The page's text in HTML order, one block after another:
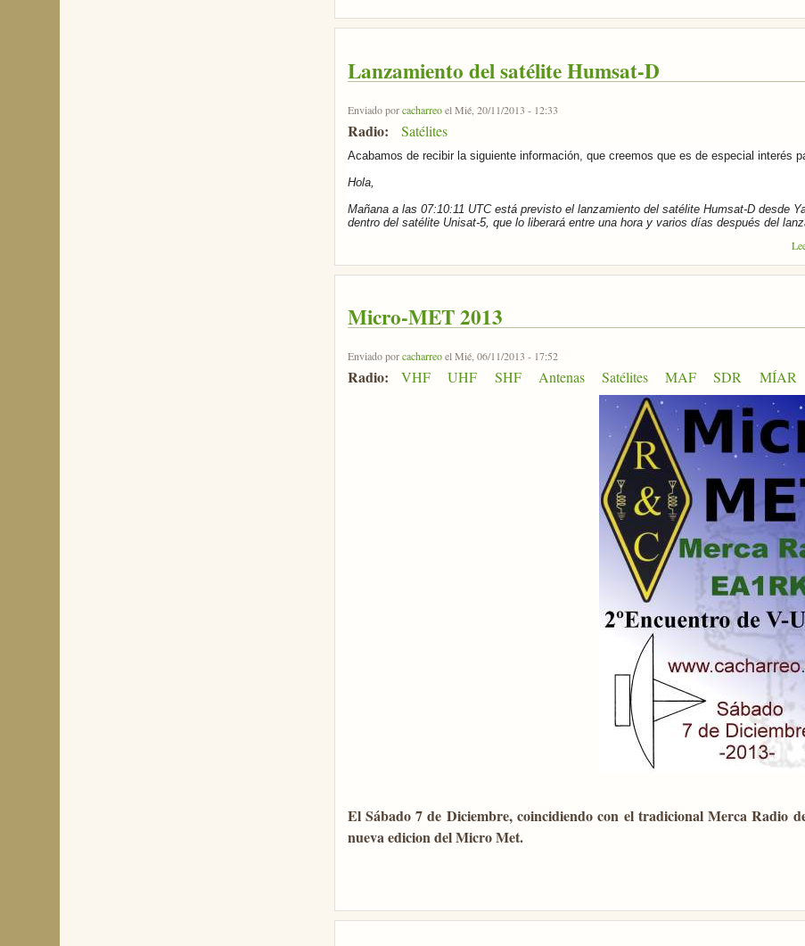
Lanzamiento del satélite Humsat-D
Enviado porcacharreoel Mié, 20/11/2013 - 12:33
Radio: Satélites
Acabamos de recibir la siguiente información, que creemos que es de especial interés
Hola,
Mañana a las 07:10:11 UTC está previsto el lanzamiento del satélite Humsat-D desde
dentro del satélite Unisat-5, que lo liberará entre una hora y varios días después del
Micro-MET 2013
Enviado porcacharreoel Mié, 06/11/2013 - 17:52
Radio: VHF UHF SHF Antenas Satélites MAF SDR MÍAR
El Sábado 7 de Diciembre, coincidiendo con el tradicional Merca Radio
nueva edicion del Micro Met.